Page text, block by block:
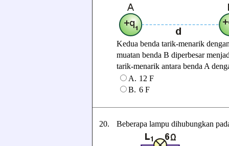
Kedua benda tarik-menarik
muatan benda B diperbesar
tarik-menarik antara benda A
A. 12 F
B. 6 F
20. Beberapa lampu dihubungkan